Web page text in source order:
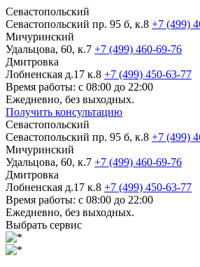
Севастопольский
Севастопольский пр. 95 б, к.8 +7 (499)
Мичуринский
Удальцова, 60, к.7 +7 (499) 460-69-76
Дмитровка
Лобненская д.17 к.8 +7 (499) 450-63-77
Время работы: с 08:00 до 22:00
Ежедневно, без выходных.
Получить консультацию
Севастопольский
Севастопольский пр. 95 б, к.8 +7 (499)
Мичуринский
Удальцова, 60, к.7 +7 (499) 460-69-76
Дмитровка
Лобненская д.17 к.8 +7 (499) 450-63-77
Время работы: с 08:00 до 22:00
Ежедневно, без выходных.
Выбрать сервис